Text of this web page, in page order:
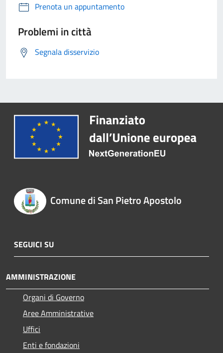
Prenota un appuntamento
Problemi in città
Segnala disservizio
Comune di San Pietro Apostolo
SEGUICI SU
AMMINISTRAZIONE
Organi di Governo
Aree Amministrative
Uffici
Enti e fondazioni